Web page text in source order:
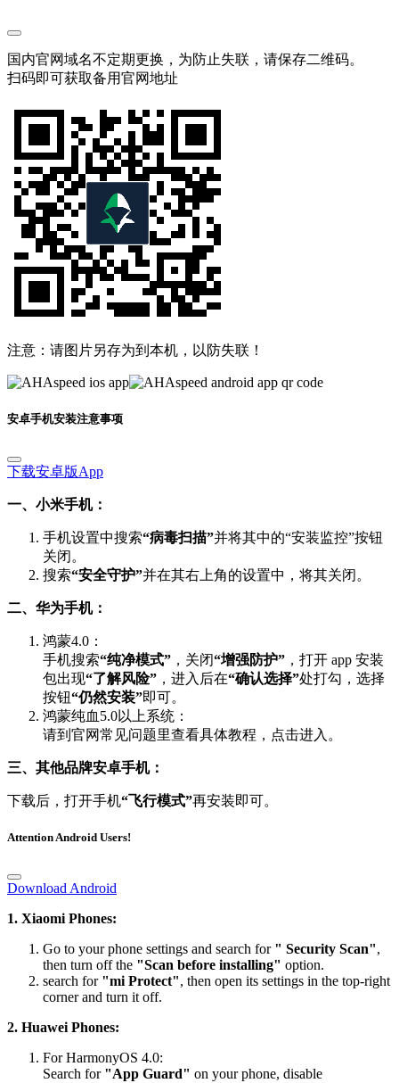
国内官网域名不定期更换，为防止失联，请保存二维码。
扫码即可获取备用官网地址
注意：请图片另存为到本机，以防失联！
安卓手机安装注意事项
下载安卓版App
一、小米手机：
手机设置中搜索“病毒扫描”并将其中的“安装监控”按钮
关闭。
搜索“安全守护”并在其右上角的设置中，将其关闭。
二、华为手机：
鸿蒙4.0：
手机搜索“纯净模式” ，关闭“增强防护” ，打开 app 安装
包出现“了解风险” ，进入后在“确认选择”处打勾，选择
按钮“仍然安装”即可。
鸿蒙纯血5.0以上系统：
请到官网常见问题里查看具体教程，点击进入。
三、其他品牌安卓手机：
下载后，打开手机“飞行模式”再安装即可。
Attention Android Users!
Download Android
1. Xiaomi Phones:
Go to your phone settings and search for " Security Scan",
then turn off the "Scan before installing" option.
search for "mi Protect", then open its settings in the top-right
corner and turn it off.
2. Huawei Phones:
For HarmonyOS 4.0:
Search for "App Guard" on your phone, disable